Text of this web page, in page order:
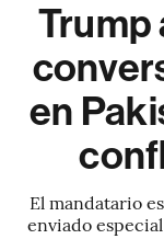
Trump
en
El mandatario
enviado